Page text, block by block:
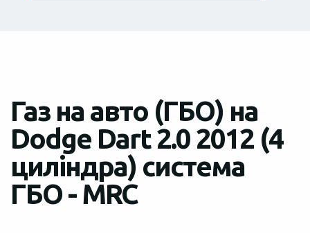
Газ на авто (ГБО) на
Dodge Dart 2.0 2012 (4
циліндра) система
ГБО - MRC